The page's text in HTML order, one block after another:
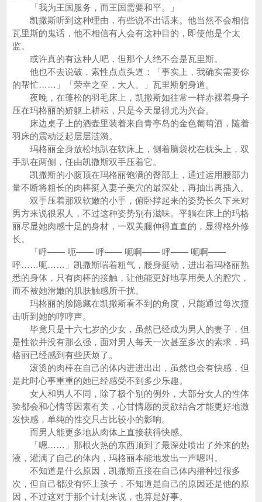
「我为王国服务，而王国需要和平。」
凯撒斯听到这种理由，有些说不出话来。他当然不会相信
瓦里斯的鬼话，他不相信有人会有这种目的，即使他是个太
监。
或许真的有这种人吧，但那个人绝不会是瓦里斯。
他也不去说破，索性点点头道：「事实上，我确实需要你
的帮忙……」「荣幸之至，大人。」瓦里斯躬身道。
夜晚，在蓬松的羽毛床上，凯撒斯如往常一样赤裸着身子
压在玛格丽的娇躯上耕耘，只是今天显得尤为兴奋。
床边桌子上的酒壶里装着来自青亭岛的金色葡萄酒，随着
羽床的震动泛起层层涟漪。
玛格丽全身放松地趴在软床上，侧着脑袋枕在枕头上，双
手趴在两侧，任由凯撒斯双手压着它。
凯撒斯的小腹顶在玛格丽饱满的臀部上，通过运用腰部力
量不断将粗长的肉棒挺入妻子美穴的最深处，再抽出再插入。
双手压着那双软嫩的小手，俯卧撑起来的姿势长久下来对
男方来说很累人，不过这种姿势别有滋味。平躺在床上的玛格
丽尽显她肉感十足的身材，一双美腿伸得直直的，显得格外修
长。
「呼—— 呃—— 呼—— 呃啊—— 呼—— 呃啊——
呼……呃……」凯撒斯喘着粗气，腰身挺动，进出着玛格丽熟
悉的身体，只有肉棒的接触，让他能更好地享用美人的腔穴，
而不被她滑嫩的肌肤触感所干扰。
玛格丽的脸隐藏在凯撒斯看不到的角度，只能通过每次撞
击听到她的哼哼声。
毕竟只是十六七岁的少女，虽然已经成为男人的妻子，但
是性欲并没有那么强，面对男人每天一次甚至多次的索求，玛
格丽已经感到有些厌烦了。
滚烫的肉棒在自己的体内进进出出，虽然也会有快感，但
是此时心事重重的她已经感受不到多少乐趣。
女人和男人不同，除了极个别的例外，大部分女人的性体
验都会和心情等因素有关，心甘情愿的灵欲结合才能更好地激
发快感，单纯的性交只占比较小的影响。
而男人能更多地从肉体上直接获得快感。
「嗯……」那根火热的东西顶到了最深处喷出了外来的热
液，灌满了自己的体内，玛格丽本能地发出一声嗯叫。
不知道是什么原因，凯撒斯直接在自己体内播种过很多
次，但自己都没有怀上孩子，不知道是自己的原因还是他的原
因，不过这对于那个计划来说，也算是好事。